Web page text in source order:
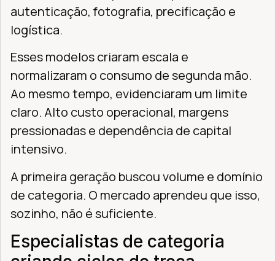
autenticação, fotografia, precificação e
logística.
Esses modelos criaram escala e
normalizaram o consumo de segunda mão.
Ao mesmo tempo, evidenciaram um limite
claro. Alto custo operacional, margens
pressionadas e dependência de capital
intensivo.
A primeira geração buscou volume e domínio
de categoria. O mercado aprendeu que isso,
sozinho, não é suficiente.
Especialistas de categoria